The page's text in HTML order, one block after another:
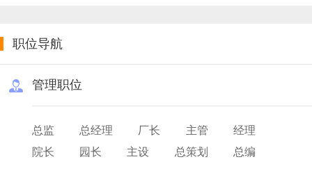
职位导航
管理职位
总监 总经理 厂长 主管
经理
院长
园长 主设 总策划
总编